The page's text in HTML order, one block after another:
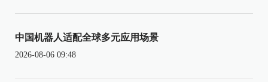
中国机器人适配全球多元应用场景
2026-08-06 09:48